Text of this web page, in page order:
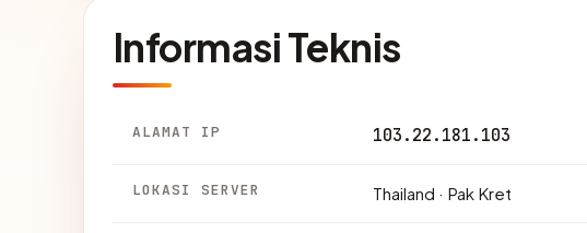
Informasi Teknis
ALAMAT IP 103.22.181.103
LOKASI SERVER Thailand · Pak Kret